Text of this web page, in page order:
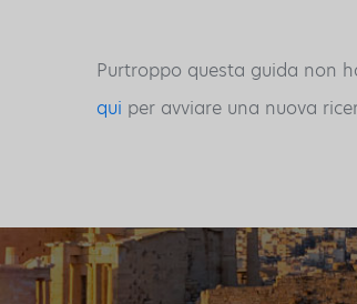
Purtroppo questa guida non
qui per avviare una nuova